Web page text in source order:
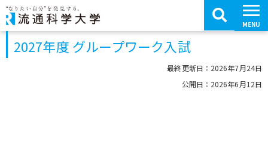
コ
ン
テ
ン MENU
2027年度 グループワーク入試
最終更新日：2026年7月24日
公開日：2026年6月12日